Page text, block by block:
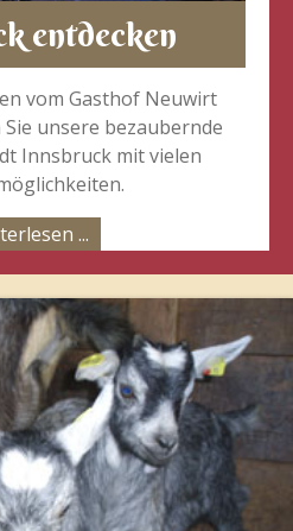
entdecken
vom Gasthof Neuwirt
unsere bezaubernde
Innsbruck mit vielen
...